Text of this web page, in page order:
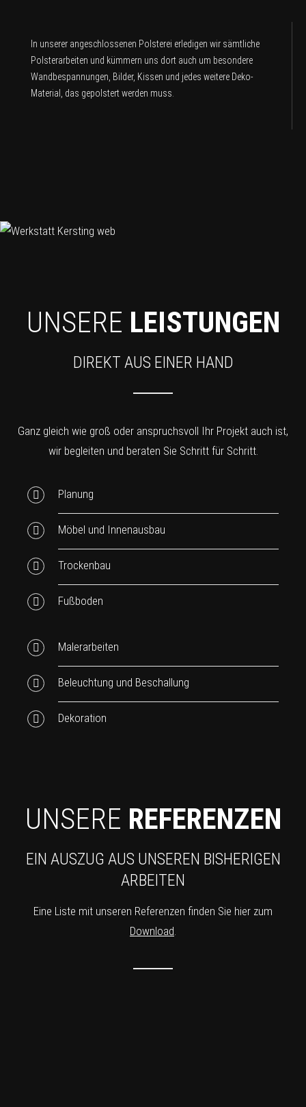
In unserer angeschlossenen Polsterei erledigen wir sämtliche
Polsterarbeiten und kümmern uns dort auch um besondere
Wandbespannungen, Bilder, Kissen und jedes weitere Deko-
Material, das gepolstert werden muss.
UNSERE LEISTUNGEN
DIREKT AUS EINER HAND
Ganz gleich wie groß oder anspruchsvoll Ihr Projekt auch ist,
wir begleiten und beraten Sie Schritt für Schritt.
Planung
Möbel und Innenausbau
Trockenbau
Fußboden
Malerarbeiten
Beleuchtung und Beschallung
Dekoration
UNSERE REFERENZEN
EIN AUSZUG AUS UNSEREN BISHERIGEN
ARBEITEN
Eine Liste mit unseren Referenzen finden Sie hier zum
Download.